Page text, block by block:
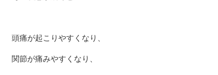
頭痛が起こりやすくなり、
関節が痛みやすくなり、